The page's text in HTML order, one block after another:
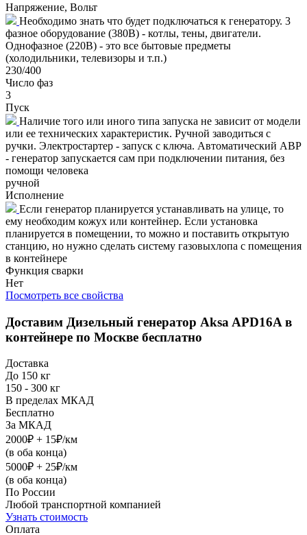
Напряжение, Вольт
Необходимо знать что будет подключаться к генератору. 3
фазное оборудование (380В) - котлы, тены, двигатели.
Однофазное (220В) - это все бытовые предметы
(холодильники, телевизоры и т.п.)
230/400
Число фаз
3
Пуск
Наличие того или иного типа запуска не зависит от модели
или ее технических характеристик. Ручной заводиться с
ручки. Электростартер - запуск с ключа. Автоматический АВР
- генератор запускается сам при подключении питания, без
помощи человека
ручной
Исполнение
Если генератор планируется устанавливать на улице, то
ему необходим кожух или контейнер. Если установка
планируется в помещении, то можно и поставить открытую
станцию, но нужно сделать систему газовыхлопа с помещения
в контейнере
Функция сварки
Нет
Посмотреть все свойства
Доставим Дизельный генератор Aksa APD16A в
контейнере по Москве бесплатно
Доставка
До 150 кг
150 - 300 кг
В пределах МКАД
Бесплатно
За МКАД
2000₽ + 15₽/км
(в оба конца)
5000₽ + 25₽/км
(в оба конца)
По России
Любой транспортной компанией
Узнать стоимость
Оплата